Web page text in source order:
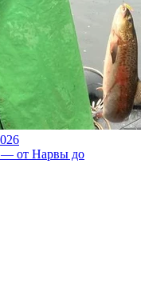
— от Нарвы до